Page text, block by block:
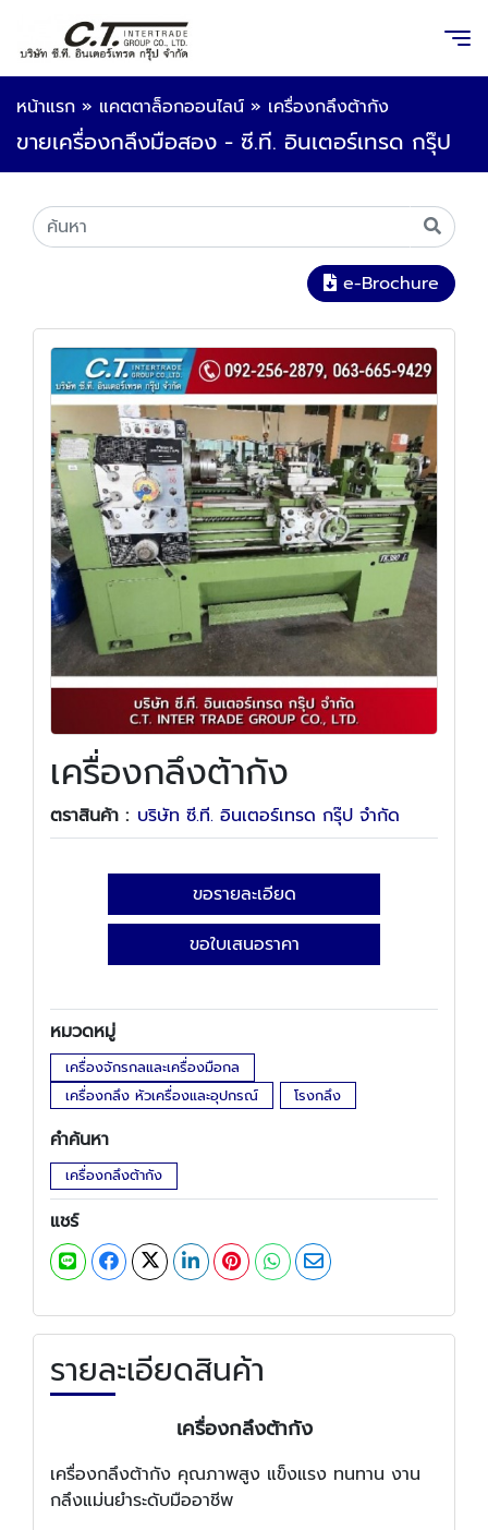
หน้าแรก » แคตตาล็อกออนไลน์ » เครื่องกลึงต้ากัง
ขายเครื่องกลึงมือสอง - ซี.ที. อินเตอร์เทรด กรุ๊ป
e-Brochure
เครื่องกลึงต้ากัง
ตราสินค้า : บริษัท ซี.ที. อินเตอร์เทรด กรุ๊ป จำกัด
ขอรายละเอียด
ขอใบเสนอราคา
หมวดหมู่
เครื่องจักรกลและเครื่องมือกล
เครื่องกลึง หัวเครื่องและอุปกรณ์
โรงกลึง
คำค้นหา
เครื่องกลึงต้ากัง
แชร์
รายละเอียดสินค้า
เครื่องกลึงต้ากัง
เครื่องกลึงต้ากัง คุณภาพสูง แข็งแรง ทนทาน งาน
กลึงแม่นยำระดับมืออาชีพ